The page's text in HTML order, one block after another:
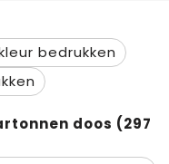
doos (297